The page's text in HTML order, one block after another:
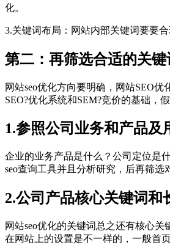
化。
3.关键词布局：网站内部关键词要要
第二：再筛选合适的关键
网站seo优化方向要明确，网站SEO
SEO?优化系统和SEM?竞价的基础，
1.参照公司业务和产品及
企业的业务产品是什么？公司定位是
seo查询工具并且分析研究，后再筛选
2.公司产品核心关键词和
网站seo优化的关键词总之还有核心
在网站上的设置是不一样的，一般首